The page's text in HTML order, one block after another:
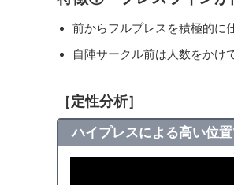
前からフルプレスを積極的に
自陣サークル前は人数をかけ
［定性分析］
ハイプレスによる高い位